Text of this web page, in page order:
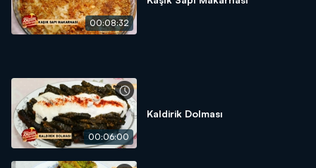
00:08:32
00:06:00
Kaldirik Dolması